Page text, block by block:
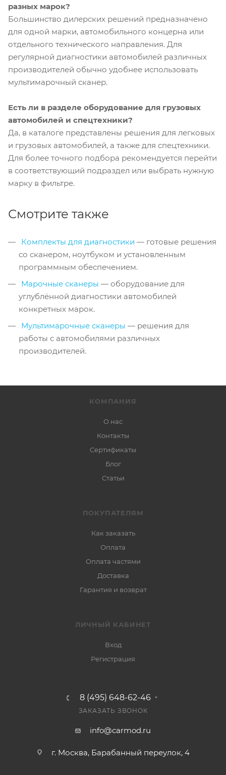
разных марок?
Большинство дилерских решений предназначено
для одной марки, автомобильного концерна или
отдельного технического направления. Для
регулярной диагностики автомобилей различных
производителей обычно удобнее использовать
мультимарочный сканер.
Есть ли в разделе оборудование для грузовых
автомобилей и спецтехники?
Да, в каталоге представлены решения для легковых
и грузовых автомобилей, а также для спецтехники.
Для более точного подбора рекомендуется перейти
в соответствующий подраздел или выбрать нужную
марку в фильтре.
Смотрите также
Комплекты для диагностики — готовые решения
со сканером, ноутбуком и установленным
программным обеспечением.
Марочные сканеры — оборудование для
углублённой диагностики автомобилей
конкретных марок.
Мультимарочные сканеры — решения для
работы с автомобилями различных
производителей.
КОМПАНИЯ
О нас
Контакты
Сертификаты
Блог
Статьи
ПОКУПАТЕЛЯМ
Как заказать
Оплата
Оплата частями
Доставка
Гарантия и возврат
ЛИЧНЫЙ КАБИНЕТ
Вход
Регистрация
8 (495) 648-62-46
ЗАКАЗАТЬ ЗВОНОК
info@carmod.ru
г. Москва, Барабанный переулок, 4